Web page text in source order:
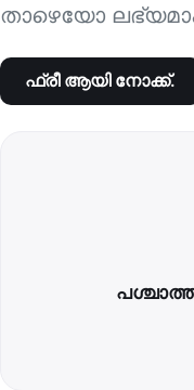
താഴെയോ
ഫ്രീ ആയി നോക്ക്.